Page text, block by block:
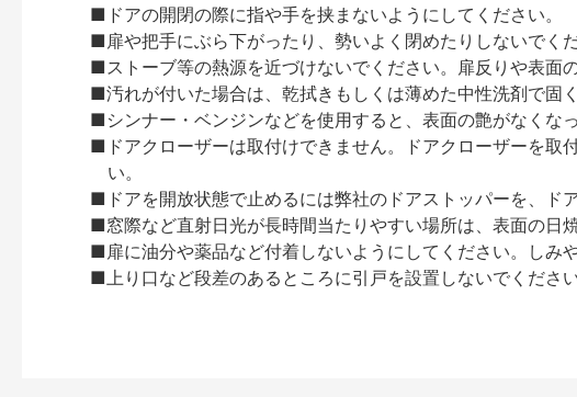
■ドアの開閉の際に指や手を挟まないようにしてください。
■扉や把手にぶら下がったり、勢いよく閉めたりしないでくだ
■ストーブ等の熱源を近づけないでください。扉反りや表面
■汚れが付いた場合は、乾拭きもしくは薄めた中性洗剤で固
■シンナー・ベンジンなどを使用すると、表面の艶がなくな
■ドアクローザーは取付けできません。ドアクローザーを
い。
■ドアを開放状態で止めるには弊社のドアストッパーを、ド
■窓際など直射日光が長時間当たりやすい場所は、表面の日
■扉に油分や薬品など付着しないようにしてください。しみ
■上り口など段差のあるところに引戸を設置しないでくださ